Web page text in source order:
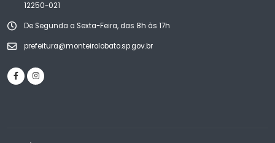
12250-021
De Segunda a Sexta-Feira, das 8h às 17h
prefeitura@monteirolobato.sp.gov.br